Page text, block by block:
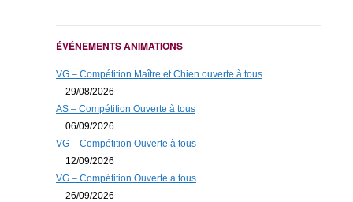
* Obligatoire
ÉVÉNEMENTS ANIMATIONS
VG – Compétition Maître et Chien ouverte à tous
29/08/2026
AS – Compétition Ouverte à tous
06/09/2026
VG – Compétition Ouverte à tous
12/09/2026
VG – Compétition Ouverte à tous
26/09/2026